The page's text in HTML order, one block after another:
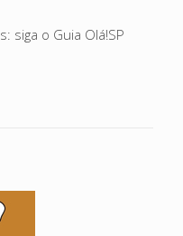
siga o Guia Olá!SP